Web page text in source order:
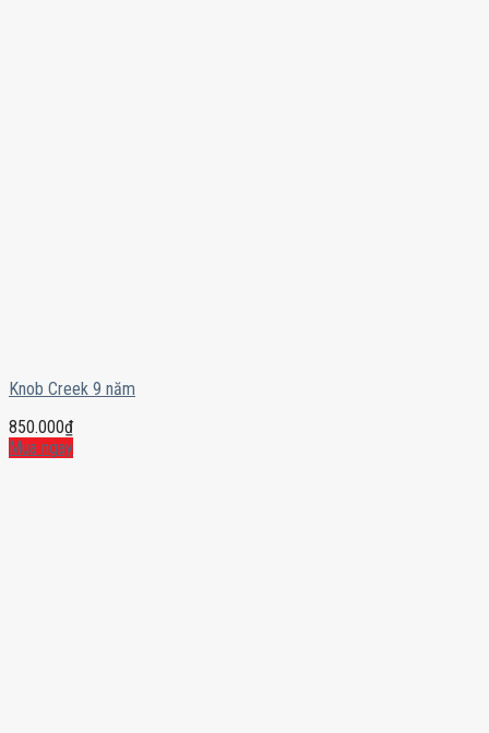
Knob Creek 9 năm
850.000₫
Mua ngay